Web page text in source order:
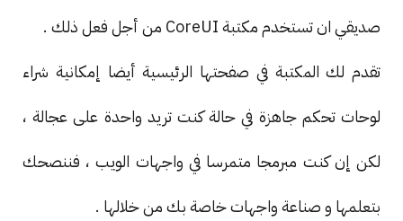
صديقي ان تستخدم مكتبة CoreUI من أجل فعل ذلك .
تقدم لك المكتبة في صفحتها الرئيسية أيضا إمكانية شراء
لوحات تحكم جاهزة في حالة كنت تريد واحدة على عجالة ،
لكن إن كنت مبرمجا متمرسا في واجهات الويب ، فننصحك
بتعلمها و صناعة واجهات خاصة بك من خلالها .